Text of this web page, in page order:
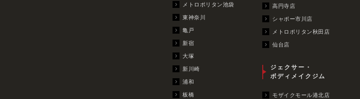
メトロポリタン池袋
東神奈川
亀戸
新宿
大塚
新川崎
浦和
板橋
高円寺店
シャポー市川店
メトロポリタン秋田店
仙台店
ジェクサー・
ボディメイクジム
モザイクモール港北店